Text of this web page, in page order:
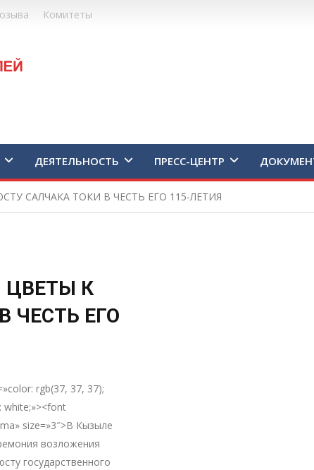
Комитеты
ДЕЯТЕЛЬНОСТЬ ПРЕСС-ЦЕНТР
САЛЧАКА ТОКИ В ЧЕСТЬ ЕГО 115-ЛЕТИЯ
К
ЧЕСТЬ ЕГО
rgb(37, 37, 37);
white;»><font
size=»3″>В Кызыле
возложения
государственного